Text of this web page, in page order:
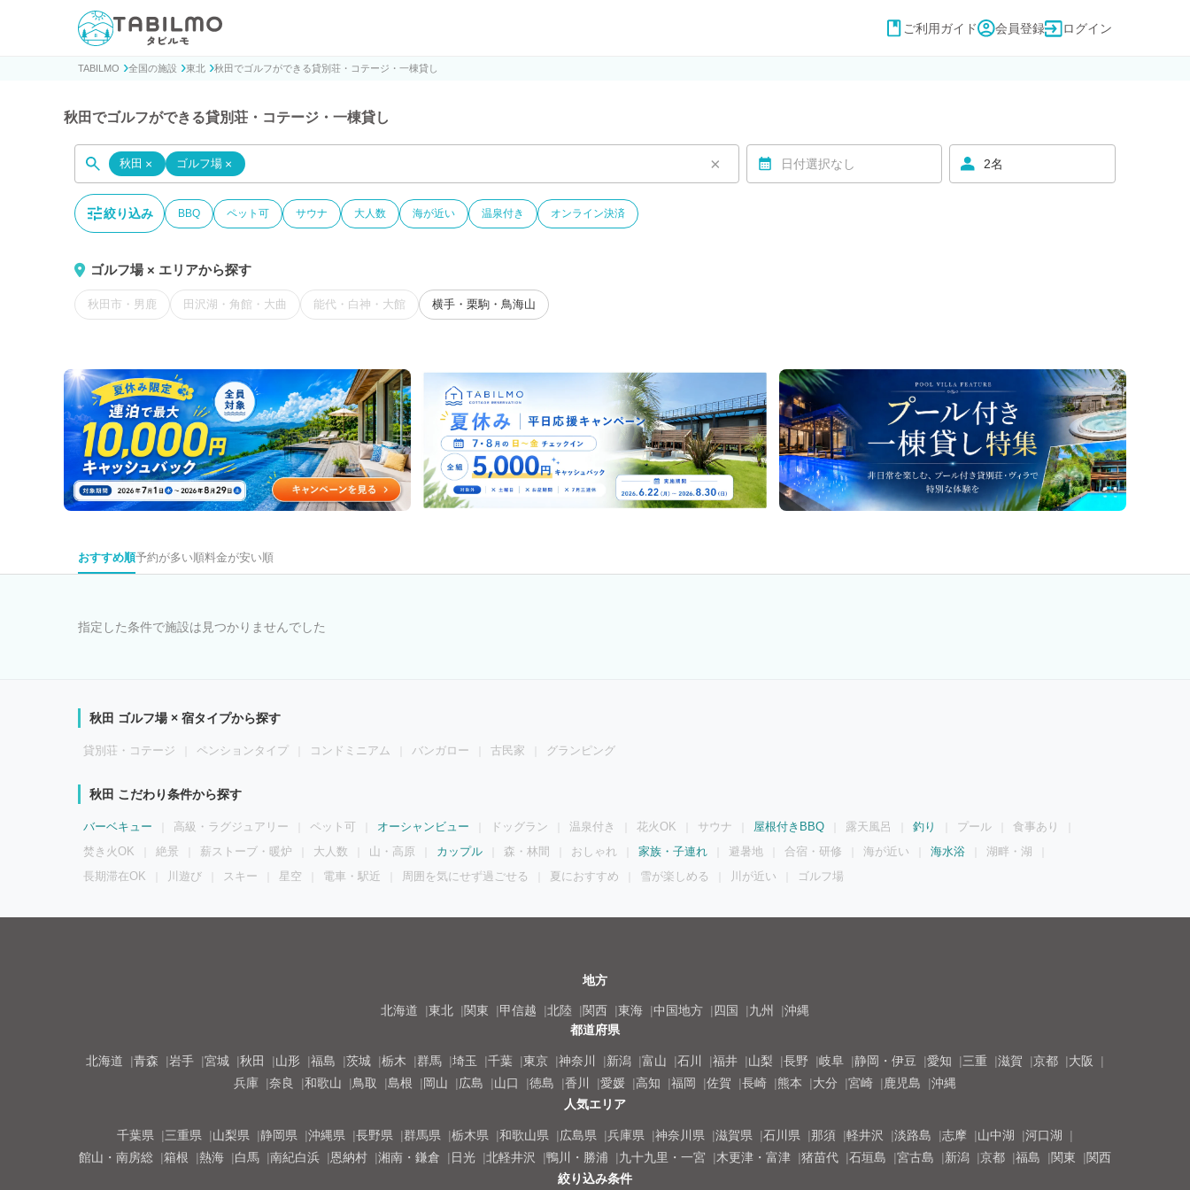
貸別荘コテージ・一棟貸し宿泊予約サイトTABILMO(タビルモ)
ご利用ガイド 会員登録 ログイン
TABILMO 全国の施設 東北 秋田でゴルフができる貸別荘・コテージ・一棟貸し
秋田でゴルフができる貸別荘・コテージ・一棟貸し
秋田 × ゴルフ場 × × 日付選択なし 2名
絞り込み BBQ ペット可 サウナ 大人数 海が近い 温泉付き オンライン決済
ゴルフ場 × エリアから探す
秋田市・男鹿 田沢湖・角館・大曲 能代・白神・大館 横手・栗駒・鳥海山
おすすめ順予約が多い順料金が安い順
指定した条件で施設は見つかりませんでした
秋田 ゴルフ場 × 宿タイプから探す
貸別荘・コテージ ペンションタイプ コンドミニアム バンガロー 古民家 グランピング
秋田 こだわり条件から探す
バーベキュー 高級・ラグジュアリー ペット可 オーシャンビュー ドッグラン 温泉付き 花火OK サウナ 屋根付きBBQ 露天風呂 釣り プール
食事あり
焚き火OK
絶景 薪ストーブ・暖炉 大人数 山・高原 カップル 森・林間 おしゃれ 家族・子連れ 避暑地 合宿・研修 海が近い 海水浴
湖畔・湖
長期滞在OK
川遊び スキー 星空 電車・駅近 周囲を気にせず過ごせる 夏におすすめ 雪が楽しめる 川が近い ゴルフ場
地方
北海道 東北 関東 甲信越 北陸 関西 東海 中国地方 四国 九州
沖縄
都道府県
北海道 青森 岩手 宮城 秋田 山形 福島 茨城 栃木 群馬 埼玉 千葉 東京 神奈川 新潟 富山 石川 福井 山梨 長野 岐阜 静岡・伊豆 愛知 三重 滋賀 京都
大阪
兵庫
奈良 和歌山 鳥取 島根 岡山 広島 山口 徳島 香川 愛媛 高知 福岡 佐賀 長崎 熊本 大分 宮崎 鹿児島
沖縄
人気エリア
千葉県 三重県 山梨県 静岡県 沖縄県 長野県 群馬県 栃木県 和歌山県 広島県 兵庫県 神奈川県 滋賀県 石川県 那須 軽井沢 淡路島 志摩 山中湖
河口湖
館山・南房総
箱根 熱海 白馬 南紀白浜 恩納村 湘南・鎌倉 日光 北軽井沢 鴨川・勝浦 九十九里・一宮 木更津・富津 猪苗代 石垣島 宮古島 新潟 京都 福島 関東
関西
絞り込み条件